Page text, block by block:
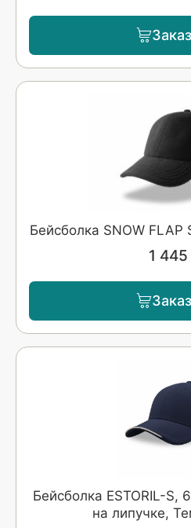
Бейсболка SNOW FLAP
1
Бейсболка ESTORIL-S,
на липучке,